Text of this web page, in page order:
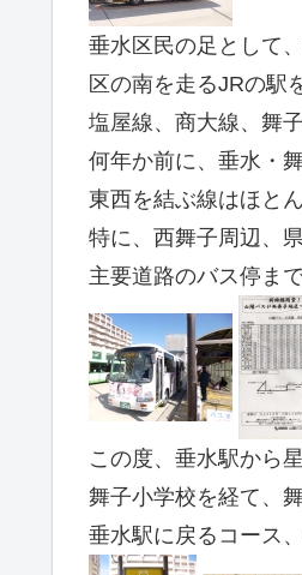
垂水区民の足として
区の南を走るJRの駅
塩屋線、商大線、舞
何年か前に、垂水・
東西を結ぶ線はほと
特に、西舞子周辺、
主要道路のバス停ま
この度、垂水駅から
舞子小学校を経て、
垂水駅に戻るコース